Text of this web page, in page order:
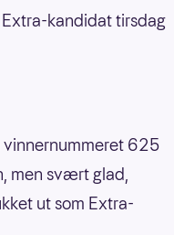
kandidat tirsdag
vinnernummeret 625
men svært glad,
ut som Extra-